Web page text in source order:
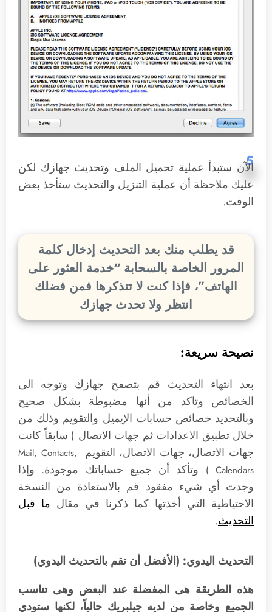
5
الآن ستبدأ عملية تحميل الملف وتحديث جهازك لكن
عليك ملاحظة أن عملية التنزيل والتحديث ستأخذ بعض
الوقت.
قد يطلب منك بعد التحديث إدخال كلمة
المرور الخاصة بالسحابة “خدمة العثور على
الهاتف”، فإذا كنت لا تتذكرها فمن فضلك
انتظر ولا تحدث جهازك
نصيحة سريعة:
بعد انتهاء التحديث قم بتصفح جهازك وتوجه الى
الخصائص وتاكد من أنها مضبوطة بشكل صحيح
وبالتحديد خصائص حسابات الإيميل والتقويم وذلك من
خلال تطبيق الاعدادات ثم جهات الاتصال ( سابقاً كانت
جهات الاتصال، جهات الاتصال، التقويم
Mail, Contacts,
Calendars )
وتأكد أن جميع حساباتك موجودة. وإذا
وجدت أي شيء مفقود قم بالاستعادة من النسخة
الاحتياطية التي أخذتها كما ذكرنا في مقال ما قبل
التحديث.
التحديث اليدوي: (الأفضل أن تقم بالتحديث اليدوي)
هذه الطريقة هى المفضلة عند البعض وهى تناسب
الجميع وخاصة من لديه جيلبريك حالياً، لكنها ستودي